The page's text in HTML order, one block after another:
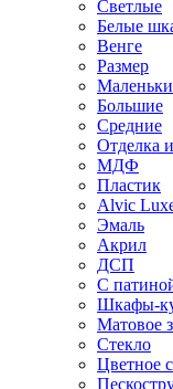
Светлые
Белые
Венге
Размер
Большие
Средние
Отделка
МДФ
Пластик
Alvic
Эмаль
Акрил
ДСП
С
Шкафы-
Матовое
Стекло
Цветное